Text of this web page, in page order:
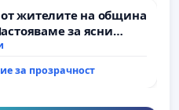
жителите на община
за ясни
“Елаците-МЕД” АД и от
норми!
за прозрачност